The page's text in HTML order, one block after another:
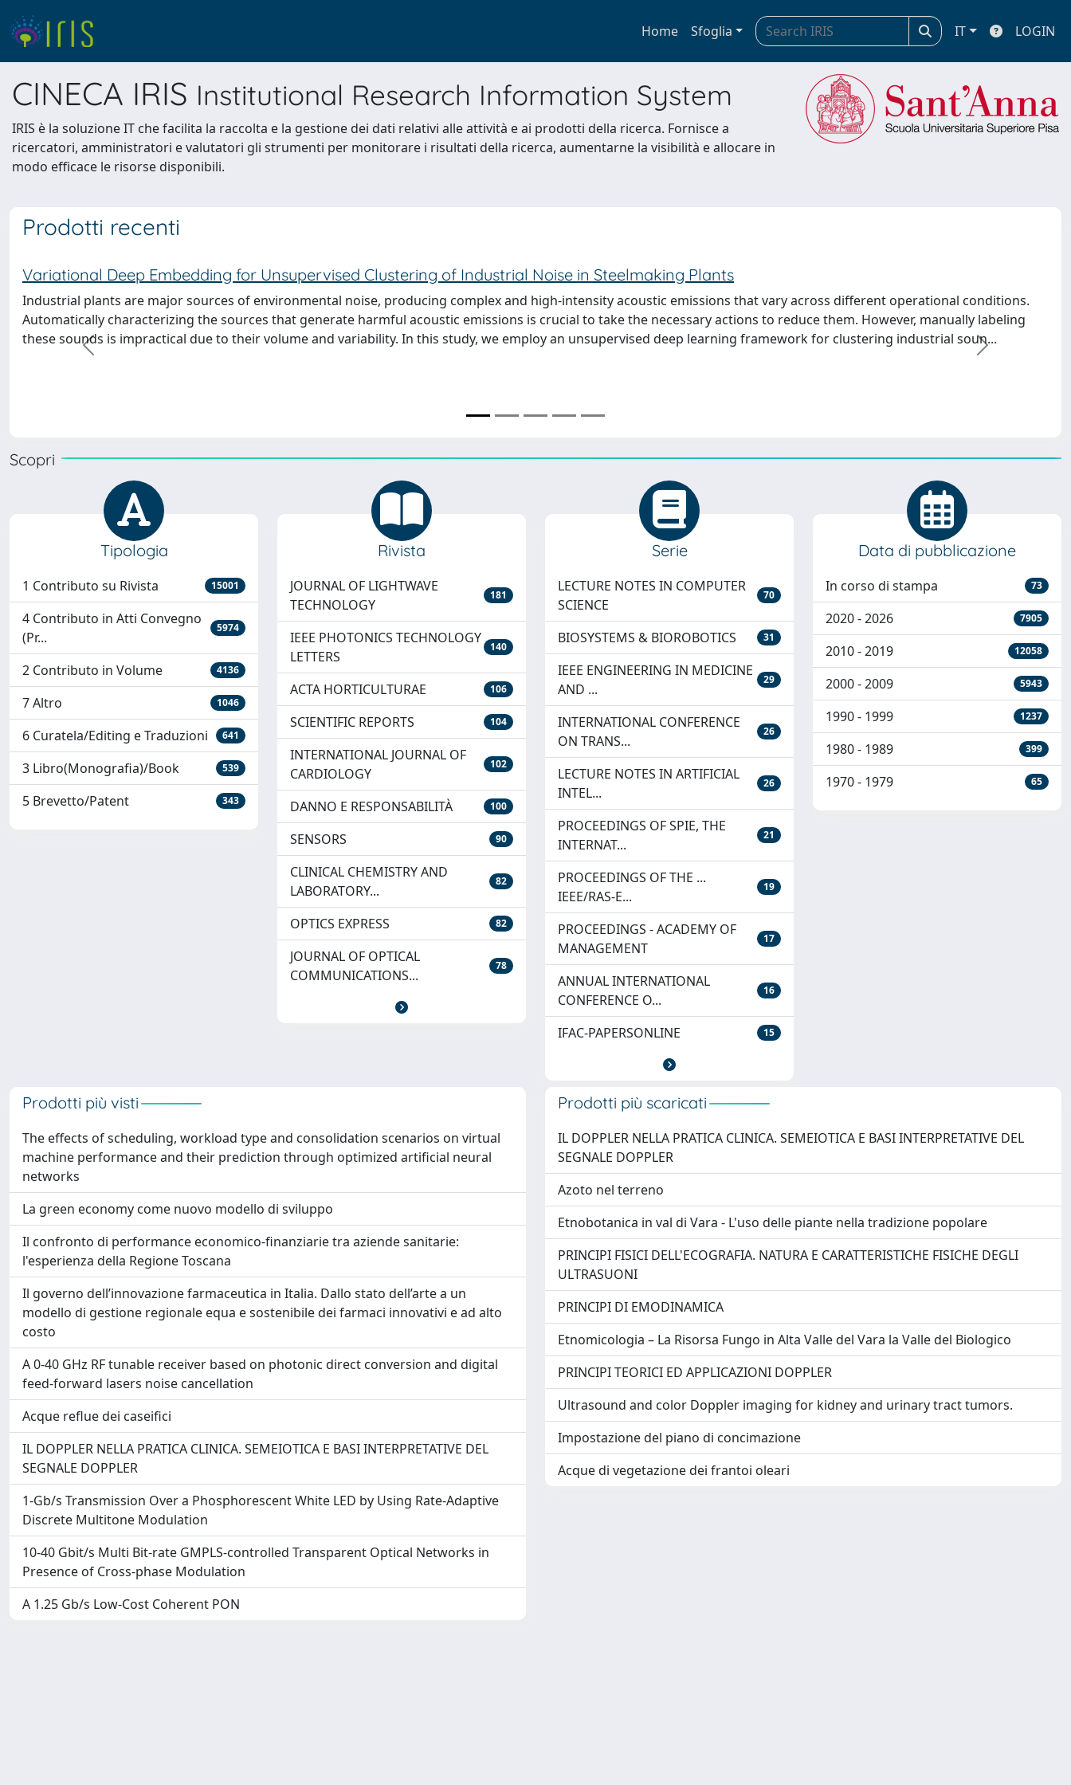
Home Sfoglia IT LOGIN
CINECA IRIS Institutional Research Information System
IRIS è la soluzione IT che facilita la raccolta e la gestione dei dati relativi alle attività e ai prodotti della ricerca. Fornisce a
ricercatori, amministratori e valutatori gli strumenti per monitorare i risultati della ricerca, aumentarne la visibilità e allocare in
modo efficace le risorse disponibili.
Prodotti recenti
Variational Deep Embedding for Unsupervised Clustering of Industrial Noise in Steelmaking Plants
Industrial plants are major sources of environmental noise, producing complex and high-intensity acoustic emissions that vary across different operational conditions.
Automatically characterizing the sources that generate harmful acoustic emissions is crucial to take the necessary actions to reduce them. However, manually labeling
these sounds is impractical due to their volume and variability. In this study, we employ an unsupervised deep learning framework for clustering industrial soun...
precedente
successivo
Scopri
Tipologia
1 Contributo su Rivista 15001
4 Contributo in Atti Convegno
(Pr...
5974
2 Contributo in Volume 4136
7 Altro 1046
6 Curatela/Editing e Traduzioni 641
3 Libro(Monografia)/Book 539
5 Brevetto/Patent 343
Rivista
JOURNAL OF LIGHTWAVE
TECHNOLOGY
181
IEEE PHOTONICS TECHNOLOGY
LETTERS
140
ACTA HORTICULTURAE 106
SCIENTIFIC REPORTS 104
INTERNATIONAL JOURNAL OF
CARDIOLOGY
102
DANNO E RESPONSABILITÀ 100
SENSORS 90
CLINICAL CHEMISTRY AND
LABORATORY...
82
OPTICS EXPRESS 82
JOURNAL OF OPTICAL
COMMUNICATIONS...
78
Serie
LECTURE NOTES IN COMPUTER
SCIENCE
70
BIOSYSTEMS & BIOROBOTICS 31
IEEE ENGINEERING IN MEDICINE
AND ...
29
INTERNATIONAL CONFERENCE
ON TRANS...
26
LECTURE NOTES IN ARTIFICIAL
INTEL...
26
PROCEEDINGS OF SPIE, THE
INTERNAT...
21
PROCEEDINGS OF THE ...
IEEE/RAS-E...
19
PROCEEDINGS - ACADEMY OF
MANAGEMENT
17
ANNUAL INTERNATIONAL
CONFERENCE O...
16
IFAC-PAPERSONLINE 15
Data di pubblicazione
In corso di stampa 73
2020 - 2026 7905
2010 - 2019 12058
2000 - 2009 5943
1990 - 1999 1237
1980 - 1989 399
1970 - 1979 65
Prodotti più visti
The effects of scheduling, workload type and consolidation scenarios on virtual
machine performance and their prediction through optimized artificial neural
networks
La green economy come nuovo modello di sviluppo
Il confronto di performance economico-finanziarie tra aziende sanitarie:
l'esperienza della Regione Toscana
Il governo dell’innovazione farmaceutica in Italia. Dallo stato dell’arte a un
modello di gestione regionale equa e sostenibile dei farmaci innovativi e ad alto
costo
A 0-40 GHz RF tunable receiver based on photonic direct conversion and digital
feed-forward lasers noise cancellation
Acque reflue dei caseifici
IL DOPPLER NELLA PRATICA CLINICA. SEMEIOTICA E BASI INTERPRETATIVE DEL
SEGNALE DOPPLER
1-Gb/s Transmission Over a Phosphorescent White LED by Using Rate-Adaptive
Discrete Multitone Modulation
10-40 Gbit/s Multi Bit-rate GMPLS-controlled Transparent Optical Networks in
Presence of Cross-phase Modulation
A 1.25 Gb/s Low-Cost Coherent PON
Prodotti più scaricati
IL DOPPLER NELLA PRATICA CLINICA. SEMEIOTICA E BASI INTERPRETATIVE DEL
SEGNALE DOPPLER
Azoto nel terreno
Etnobotanica in val di Vara - L'uso delle piante nella tradizione popolare
PRINCIPI FISICI DELL'ECOGRAFIA. NATURA E CARATTERISTICHE FISICHE DEGLI
ULTRASUONI
PRINCIPI DI EMODINAMICA
Etnomicologia – La Risorsa Fungo in Alta Valle del Vara la Valle del Biologico
PRINCIPI TEORICI ED APPLICAZIONI DOPPLER
Ultrasound and color Doppler imaging for kidney and urinary tract tumors.
Impostazione del piano di concimazione
Acque di vegetazione dei frantoi oleari